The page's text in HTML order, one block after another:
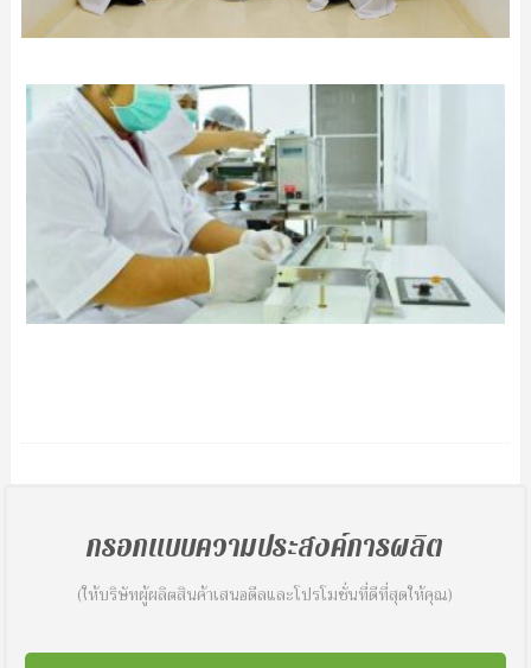
กรอกแบบความประสงค์การผลิต
(ให้บริษัทผู้ผลิตสินค้าเสนอดีลและโปรโมชั่นที่ดีที่สุดให้คุณ)